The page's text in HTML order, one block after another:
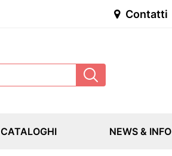
Contatti
CATALOGHI NEWS & INFO